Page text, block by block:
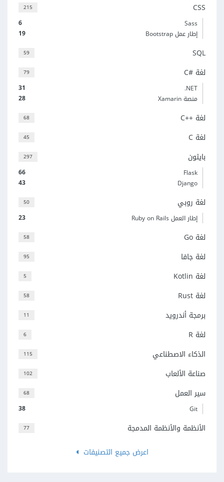
215 CSS
6
Sass
19
إطار عمل Bootstrap
59 SQL
79 لغة C#‎
31
‎.NET
28
منصة Xamarin
68 لغة C++‎
45 لغة C
297 بايثون
66
Flask
43
Django
50 لغة روبي
23 إطار العمل Ruby on Rails
58 لغة Go
95 لغة جافا
5 لغة Kotlin
58 لغة Rust
11 برمجة أندرويد
6 لغة R
115 الذكاء الاصطناعي
102 صناعة الألعاب
68 سير العمل
38 Git
77
الأنظمة والأنظمة المدمجة
اعرض جميع التصنيفات